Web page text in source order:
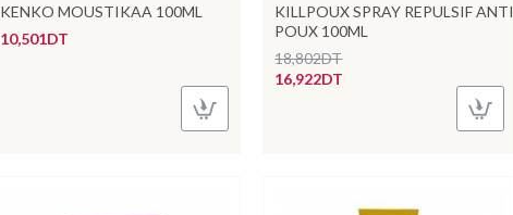
KENKO MOUSTIKAA 100ML
10,501DT
KILLPOUX SPRAY REPULSIF ANTI
POUX 100ML
16,922DT
18,802DT